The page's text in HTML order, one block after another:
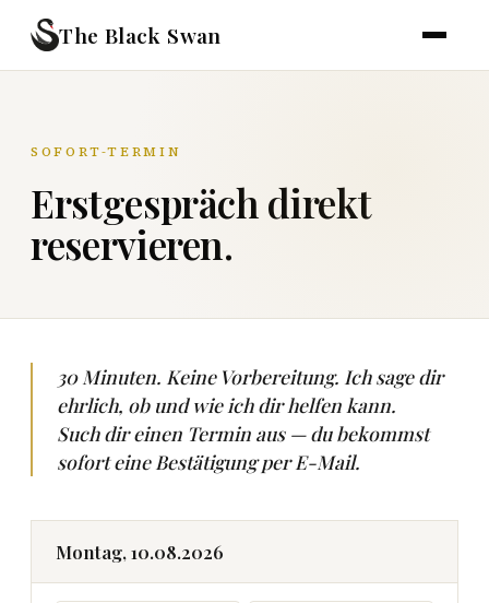
The Black Swan
SOFORT-TERMIN
Erstgespräch direkt
reservieren.
30 Minuten. Keine Vorbereitung. Ich sage dir
ehrlich, ob und wie ich dir helfen kann.
Such dir einen Termin aus — du bekommst
sofort eine Bestätigung per E-Mail.
Montag, 10.08.2026